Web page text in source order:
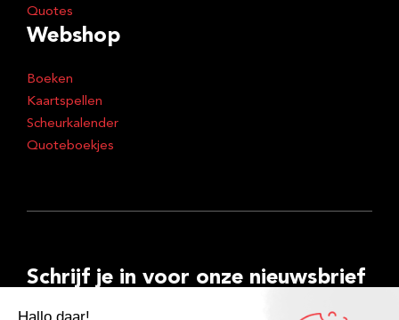
Quotes
Webshop
Boeken
Kaartspellen
Scheurkalender
Quoteboekjes
Schrijf je in voor onze nieuwsbrief